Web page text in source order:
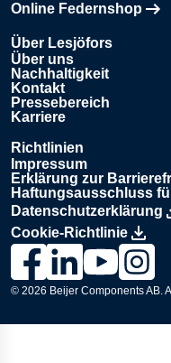
Online Federnshop
Öffnet in einem neuen
Über Lesjöfors
Über uns
Nachhaltigkeit
Kontakt
Pressebereich
Karriere
Richtlinien
Impressum
Erklärung zur
Haftungsausschluss
Datenschutzerklärung
Cookie-Richtlinie
Link zur Lesjöfors-Seite
Link zur Lesjöfors-
Link zum
Link
© 2026 Beijer Components AB.